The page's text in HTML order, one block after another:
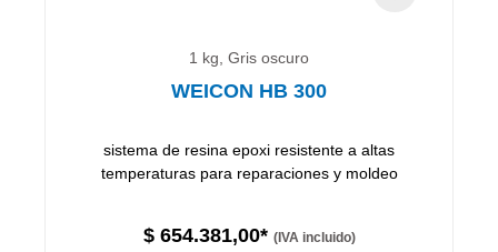
1 kg, Gris oscuro
WEICON HB 300
sistema de resina epoxi resistente a altas
temperaturas para reparaciones y moldeo
$ 654.381,00* (IVA incluido)